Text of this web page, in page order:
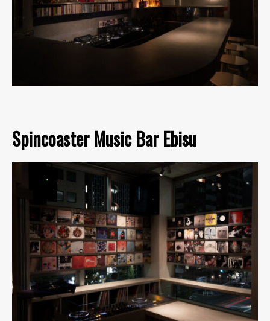
Spincoaster Music Bar Ebisu